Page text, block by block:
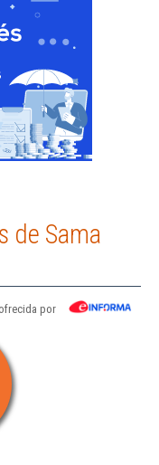
de Sama
por